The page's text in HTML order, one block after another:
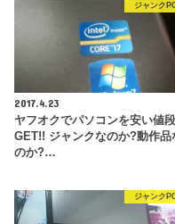
ジャンク
2017.4.23
ヤフオクでパソコンを安い値
GET!! ジャンクなのか?動作品
のか?…
ジャンク